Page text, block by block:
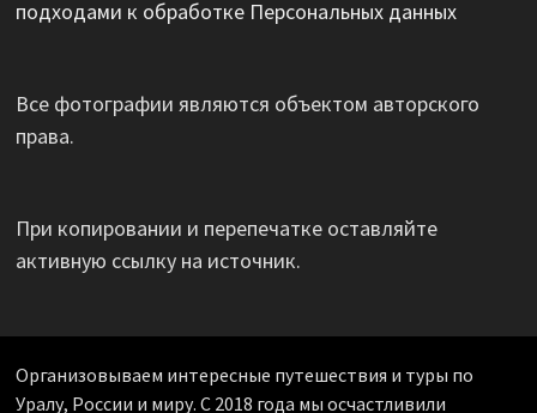
подходами к обработке Персональных данных
Все фотографии являются объектом авторского
права.
При копировании и перепечатке оставляйте
активную ссылку на источник.
Организовываем интересные путешествия и туры по
Уралу, России и миру. С 2018 года мы осчастливили